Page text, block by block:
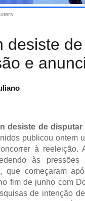
desiste
e
desiste de
publicou ontem
à reeleição.
às
que começaram
fim de junho com
de intenção